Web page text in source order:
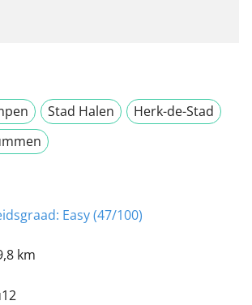
Stad Halen
Herk-de-Stad
Easy (47/100)
km